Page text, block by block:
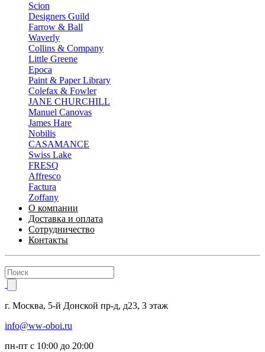
Scion
Designers Guild
Farrow & Ball
Waverly
Collins & Company
Little Greene
Epoca
Paint & Paper Library
Colefax & Fowler
JANE CHURCHILL
Manuel Canovas
James Hare
Nobilis
CASAMANCE
Swiss Lake
FRESQ
Affresco
Factura
Zoffany
О компании
Доставка и оплата
Сотрудничество
Контакты
г. Москва, 5-й Донской пр-д, д23, 3 этаж
info@ww-oboi.ru
пн-пт с 10:00 до 20:00